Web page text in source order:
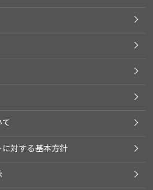
対する基本方針